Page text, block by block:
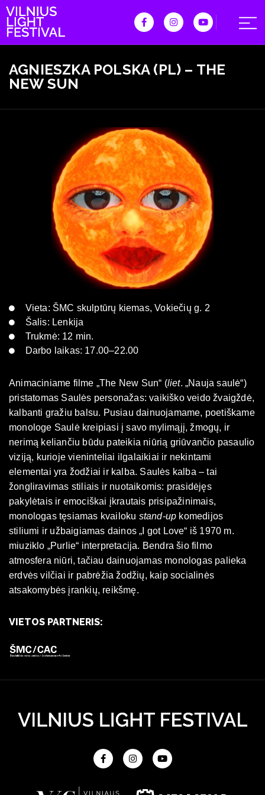
AGNIESZKA POLSKA (PL) – THE
NEW SUN
Vieta: ŠMC skulptūrų kiemas, Vokiečių g. 2
Šalis: Lenkija
Trukmė: 12 min.
Darbo laikas: 17.00–22.00
Animaciniame filme „The New Sun“ (liet. „Nauja saulė“)
pristatomas Saulės personažas: vaikiško veido žvaigždė,
kalbanti gražiu balsu. Pusiau dainuojamame, poetiškame
monologe Saulė kreipiasi į savo mylimąjį, žmogų, ir
nerimą keliančiu būdu pateikia niūrią griūvančio pasaulio
viziją, kurioje vieninteliai ilgalaikiai ir nekintami
elementai yra žodžiai ir kalba. Saulės kalba – tai
žongliravimas stiliais ir nuotaikomis: prasidėjęs
pakylėtais ir emociškai įkrautais prisipažinimais,
monologas tęsiamas kvailoku stand-up komedijos
stiliumi ir užbaigiamas dainos „I got Love“ iš 1970 m.
miuziklo „Purlie“ interpretacija. Bendra šio filmo
atmosfera niūri, tačiau dainuojamas monologas palieka
erdvės vilčiai ir pabrėžia žodžių, kaip socialinės
atsakomybės įrankių, reikšmę.
VIETOS PARTNERIS: